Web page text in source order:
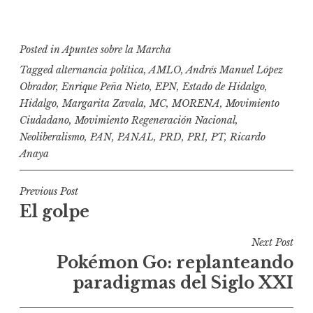
Posted inApuntes sobre la Marcha
Taggedalternancia política,AMLO,Andrés Manuel López
Obrador,Enrique Peña Nieto,EPN,Estado de Hidalgo,
Hidalgo,Margarita Zavala,MC,MORENA,Movimiento
Ciudadano,Movimiento Regeneración Nacional,
Neoliberalismo, PAN, PANAL, PRD, PRI, PT, Ricardo
Anaya
N
a
Previous Post
El golpe
Next Post
Pokémon Go: replanteando
paradigmas del Siglo XXI